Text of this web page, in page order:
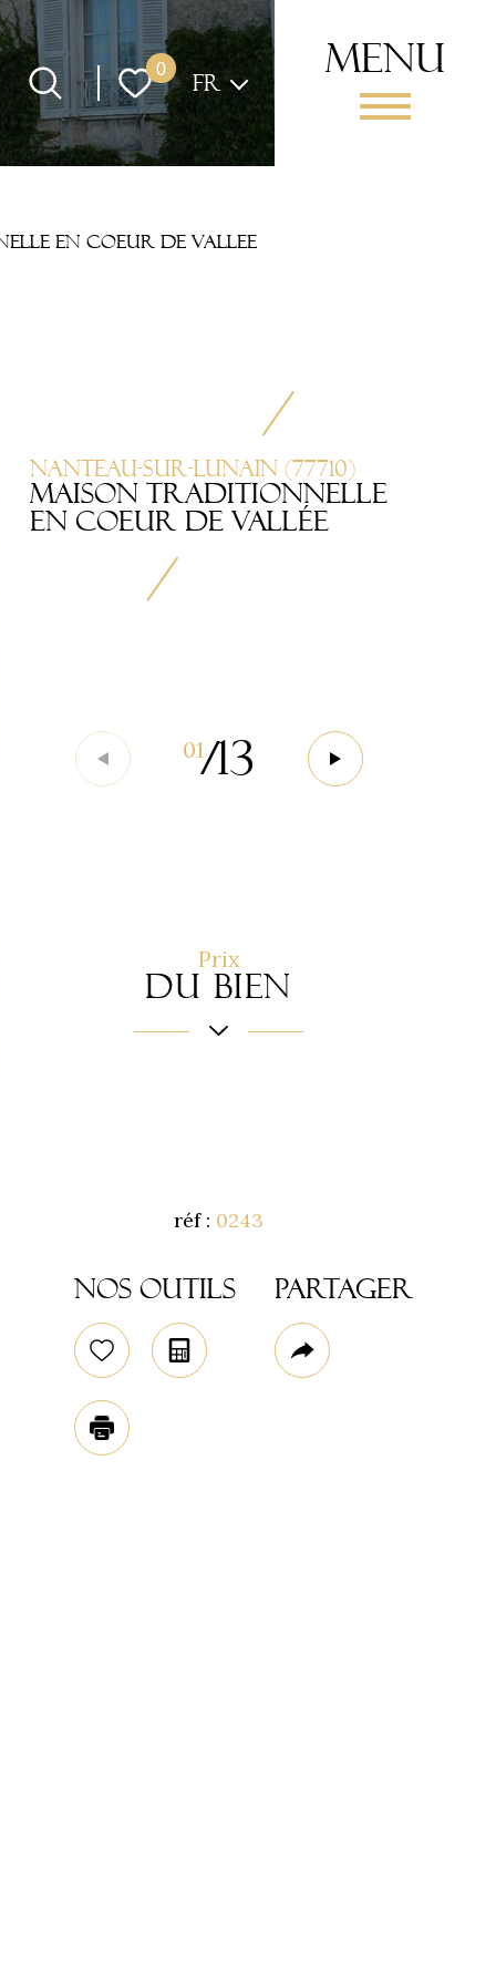
menu
0 Langue
FR
en coeur de vallee
Nanteau-sur-Lunain (77710)
MAISON TRADITIONNELLE
EN COEUR DE VALLÉE
01/13
Prix
du bien
réf : 0243
Plus d'infos
Code postal
77710
surface terrain
Nos outils
SélectionnerCalculatrice
Imprimer
Partager
Plus
de